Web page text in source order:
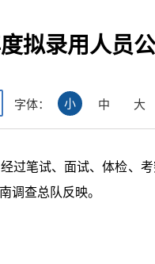
拟录用人员
字体： 小 中 大
过笔试、面试、体检、
调查总队反映。